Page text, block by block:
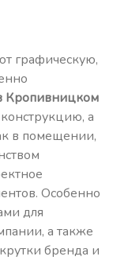
графическую,
Кропивницком
а
в помещении,
Особенно
для
а также
бренда и